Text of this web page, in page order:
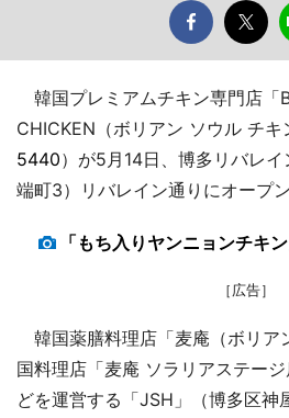
韓国プレミアムチキン専門店「
CHICKEN（ボリアン ソウル チキ
5440）が5月14日、博多リバレイ
端町3）リバレイン通りにオープン
「もち入りヤンニョンチキン
［広告］
韓国薬膳料理店「麦庵（ボリア
国料理店「麦庵 ソラリアステー
どを運営する「JSH」（博多区神